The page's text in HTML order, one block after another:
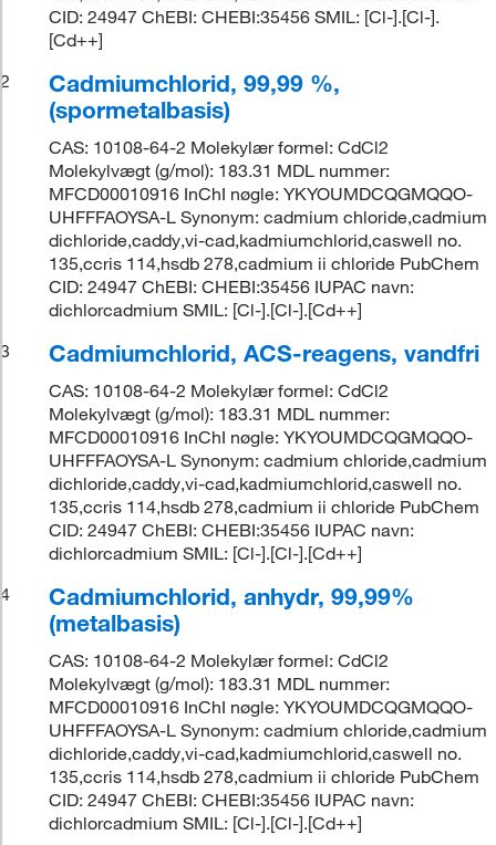
CID: 24947 ChEBI: CHEBI:35456 SMIL: [Cl-].[Cl-].
[Cd++]
2
Cadmiumchlorid, 99,99 %,
(spormetalbasis)
CAS: 10108-64-2 Molekylær formel: CdCl2
Molekylvægt (g/mol): 183.31 MDL nummer:
MFCD00010916 InChI nøgle: YKYOUMDCQGMQQO-
UHFFFAOYSA-L Synonym: cadmium chloride,cadmium
dichloride,caddy,vi-cad,kadmiumchlorid,caswell no.
135,ccris 114,hsdb 278,cadmium ii chloride PubChem
CID: 24947 ChEBI: CHEBI:35456 IUPAC navn:
dichlorcadmium SMIL: [Cl-].[Cl-].[Cd++]
3
Cadmiumchlorid, ACS-reagens, vandfri
CAS: 10108-64-2 Molekylær formel: CdCl2
Molekylvægt (g/mol): 183.31 MDL nummer:
MFCD00010916 InChI nøgle: YKYOUMDCQGMQQO-
UHFFFAOYSA-L Synonym: cadmium chloride,cadmium
dichloride,caddy,vi-cad,kadmiumchlorid,caswell no.
135,ccris 114,hsdb 278,cadmium ii chloride PubChem
CID: 24947 ChEBI: CHEBI:35456 IUPAC navn:
dichlorcadmium SMIL: [Cl-].[Cl-].[Cd++]
4
Cadmiumchlorid, anhydr, 99,99%
(metalbasis)
CAS: 10108-64-2 Molekylær formel: CdCl2
Molekylvægt (g/mol): 183.31 MDL nummer:
MFCD00010916 InChI nøgle: YKYOUMDCQGMQQO-
UHFFFAOYSA-L Synonym: cadmium chloride,cadmium
dichloride,caddy,vi-cad,kadmiumchlorid,caswell no.
135,ccris 114,hsdb 278,cadmium ii chloride PubChem
CID: 24947 ChEBI: CHEBI:35456 IUPAC navn:
dichlorcadmium SMIL: [Cl-].[Cl-].[Cd++]